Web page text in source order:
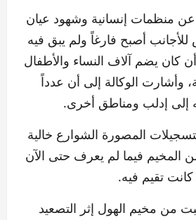
عن منظمات إنسانية وشهود عيان
أصبح فارغاً ولم يبق فيه
بعد أن كان يضم آلاف النساء والأطفال
وأشارت الوكالة إلى أن عدداً
إلى إدلب ومناطق أخرى.
المصورة الشوارع خالية
المخيم فيما لم يعرف حتى الآن
كانت تقيم فيه.
من مخيم الهول إثر التصعيد